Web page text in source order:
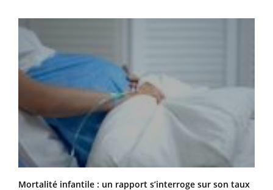
Mortalité infantile : un rapport s’interroge sur son taux